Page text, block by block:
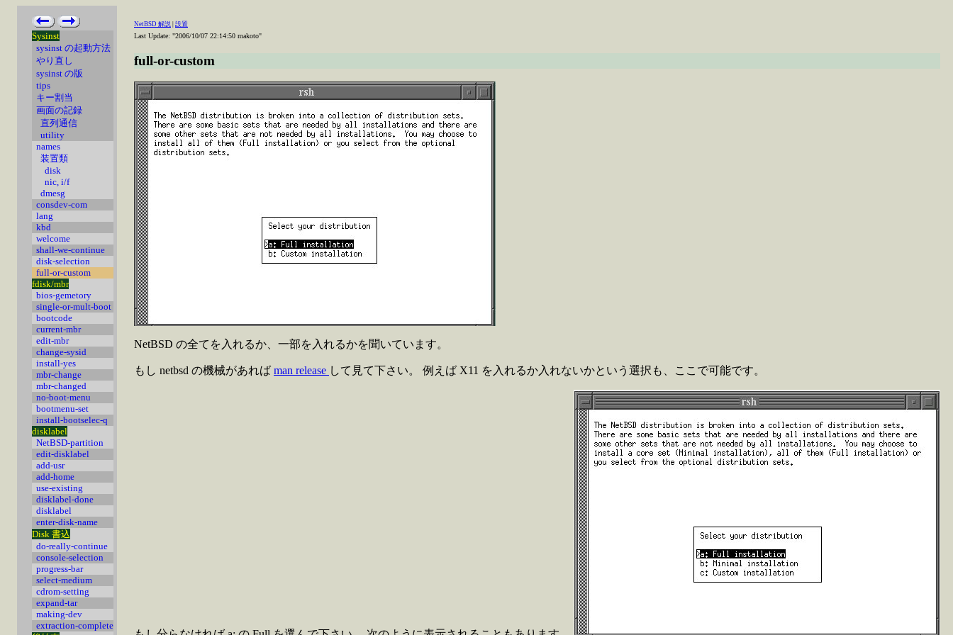
Sysinst
sysinst の起動方法
やり直し
sysinst の版
tips
キー割当
画面の記録
直列通信
utility
names
装置類
disk
nic, i/f
dmesg
consdev-com
lang
kbd
welcome
shall-we-continue
disk-selection
full-or-custom
fdisk/mbr
bios-gemetory
single-or-mult-boot
bootcode
current-mbr
edit-mbr
change-sysid
install-yes
mbr-change
mbr-changed
no-boot-menu
bootmenu-set
install-bootselec-q
disklabel
NetBSD-partition
edit-disklabel
add-usr
add-home
use-existing
disklabel-done
disklabel
enter-disk-name
Disk 書込
do-really-continue
console-selection
progress-bar
select-medium
cdrom-setting
expand-tar
making-dev
extraction-complete
NetBSD 解説 設置
Last Update: "2006/10/07 22:14:50 makoto"
full-or-custom
NetBSD の全てを入れるか、一部を入れるかを聞いています。
もし netbsd の機械があれば man release して見て下さい。 例えば X11 を入れるか入れないかという選択も、ここで可能です。